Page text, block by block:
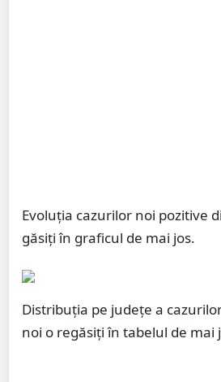
Evoluția cazurilor noi pozitive
găsiți în graficul de mai jos.
Distribuția pe județe a
noi o regăsiți în tabelul de mai